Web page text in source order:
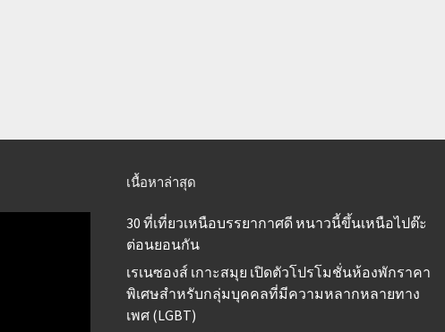
เนื้อหาล่าสุด
30 ที่เที่ยวเหนือบรรยากาศดี หนาวนี้ขึ้นเหนือไปต๊ะ
ต่อนยอนกัน
เรเนซองส์ เกาะสมุย เปิดตัวโปรโมชั่นห้องพักราคา
พิเศษสำหรับกลุ่มบุคคลที่มีความหลากหลายทาง
เพศ (LGBT)